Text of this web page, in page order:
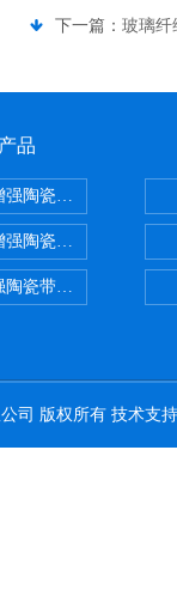
下一篇： 玻璃纤
品
强陶瓷纤维布，陶瓷布
陶瓷纤维布应用范围
陶瓷带，硅酸铝纤维
司 版权所有 技术支